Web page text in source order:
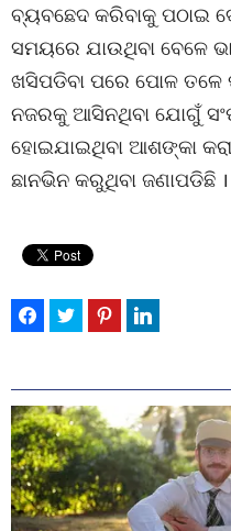
ବ୍ୟବଛେଦ କରିବାକୁ ପଠାଇ
ସମୟରେ ଯାଉଥିବା ବେଳେ
ଖସିପଡିବା ପରେ ପୋଳ ତଳେ
ନଜରକୁ ଆସିନଥିବା ଯୋଗୁଁ
ହୋଇଯାଇଥିବା ଆଶଙ୍କା
ଛାନଭିନ କରୁଥିବା ଜଣାପଡିଛି ।